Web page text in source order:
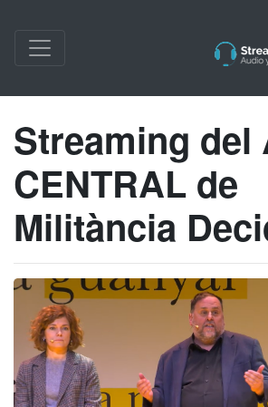
Streaming del
CENTRAL de
Militància